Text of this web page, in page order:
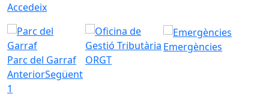
Accedeix
Parc del Garraf ORGT
Emergències
AnteriorSegüent
1